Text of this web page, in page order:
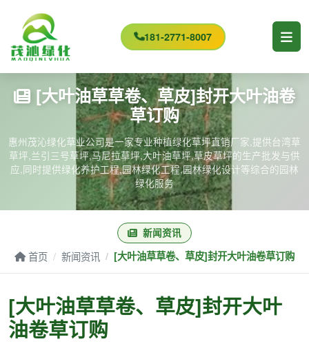
181-2771-8007
[大叶油草草卷、草皮]封开大叶油卷
草订购
惠州茂沁绿化草业公司是一家专业种植绿化草坪直销厂家,提供台湾草
草坪,兰引三号草坪,马尼拉草坪,大叶油草坪,草皮草坪的生产批发与供
应,同时提供绿化养护工程,园林绿化工程,园林绿化设计等综合的园林
绿化服务
新闻资讯
首页 新闻资讯 [大叶油草草卷、草皮]封开大叶油卷草订购
[大叶油草草卷、草皮]封开大叶
油卷草订购